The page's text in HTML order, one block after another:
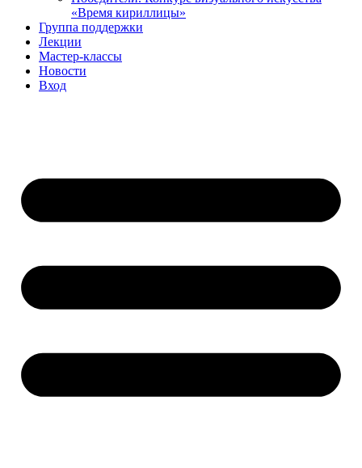
«Время кириллицы»
Группа поддержки
Лекции
Мастер-классы
Новости
Вход